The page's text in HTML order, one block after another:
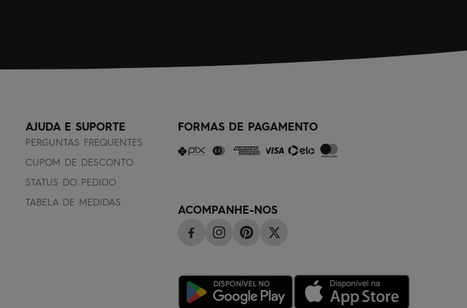
AJUDA E SUPORTE
PERGUNTAS FREQUENTES
CUPOM DE DESCONTO
STATUS DO PEDIDO
TABELA DE MEDIDAS
FORMAS DE PAGAMENTO
ACOMPANHE-NOS